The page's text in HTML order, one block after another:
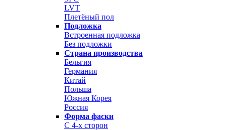
LVT
Плетёный пол
Подложка
Встроенная подложка
Без подложки
Страна производства
Бельгия
Германия
Китай
Польша
Южная Корея
Россия
Форма фаски
С 4-х сторон